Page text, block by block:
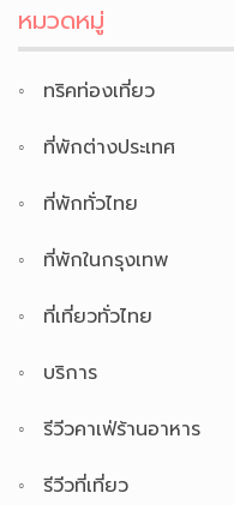
หมวดหมู่
ทริคท่องเที่ยว
ที่พักต่างประเทศ
ที่พักทั่วไทย
ที่พักในกรุงเทพ
ที่เที่ยวทั่วไทย
บริการ
รีวีวคาเฟ่ร้านอาหาร
รีวีวที่เที่ยว